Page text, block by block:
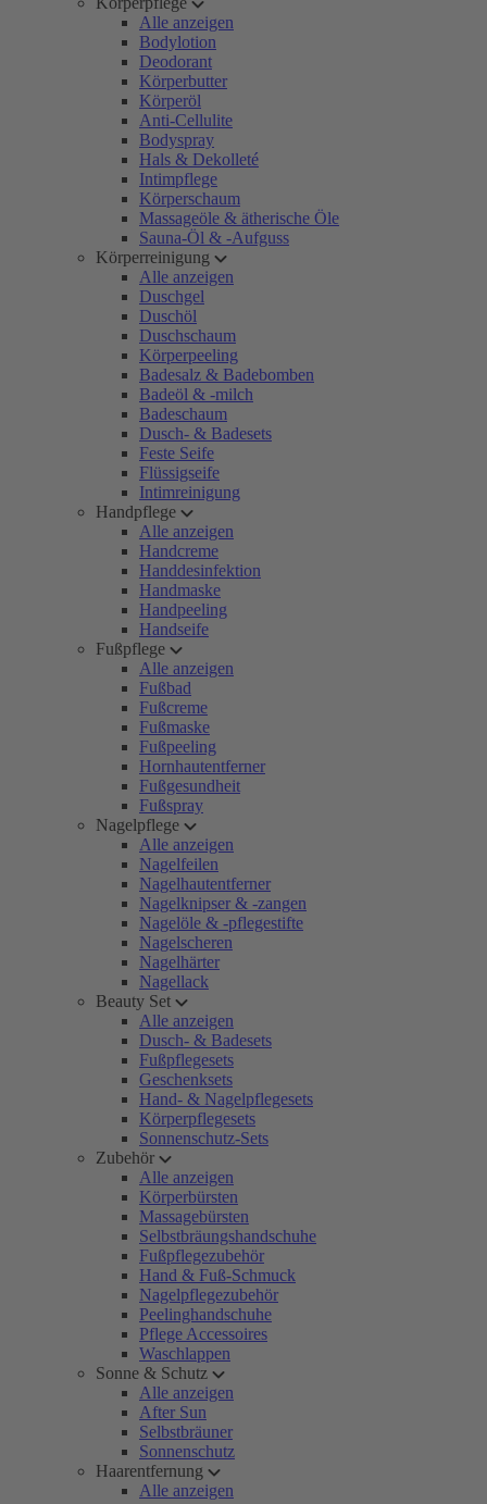
Alle anzeigen
Bodylotion
Deodorant
Körperbutter
Körperöl
Anti-Cellulite
Bodyspray
Hals & Dekolleté
Intimpflege
Körperschaum
Massageöle & ätherische Öle
Sauna-Öl & -Aufguss
Körperreinigung
Alle anzeigen
Duschgel
Duschöl
Duschschaum
Körperpeeling
Badesalz & Badebomben
Badeöl & -milch
Badeschaum
Dusch- & Badesets
Feste Seife
Flüssigseife
Intimreinigung
Handpflege
Alle anzeigen
Handcreme
Handdesinfektion
Handmaske
Handpeeling
Handseife
Fußpflege
Alle anzeigen
Fußbad
Fußcreme
Fußmaske
Fußpeeling
Hornhautentferner
Fußgesundheit
Fußspray
Nagelpflege
Alle anzeigen
Nagelfeilen
Nagelhautentferner
Nagelknipser & -zangen
Nagelöle & -pflegestifte
Nagelscheren
Nagelhärter
Nagellack
Beauty Set
Alle anzeigen
Dusch- & Badesets
Fußpflegesets
Geschenksets
Hand- & Nagelpflegesets
Körperpflegesets
Sonnenschutz-Sets
Zubehör
Alle anzeigen
Körperbürsten
Massagebürsten
Selbstbräungshandschuhe
Fußpflegezubehör
Hand & Fuß-Schmuck
Nagelpflegezubehör
Peelinghandschuhe
Pflege Accessoires
Waschlappen
Sonne & Schutz
Alle anzeigen
After Sun
Selbstbräuner
Sonnenschutz
Haarentfernung
Alle anzeigen